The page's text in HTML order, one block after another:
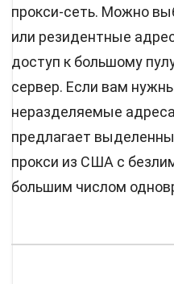
прокси-сеть. Можно
или резидентные
доступ к большому
сервер. Если вам
неразделяемые
предлагает
прокси из США с
большим числом